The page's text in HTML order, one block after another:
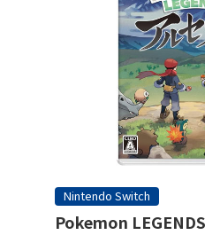
Nintendo Switch
Pokemon